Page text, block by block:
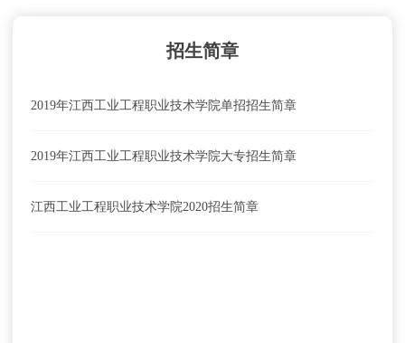
招生简章
2019年江西工业工程职业技术学院单招招生简章
2019年江西工业工程职业技术学院大专招生简章
江西工业工程职业技术学院2020招生简章